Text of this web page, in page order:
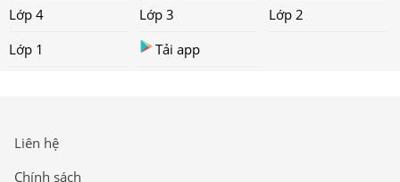
Lớp 4
Lớp 3
Lớp 2
Lớp 1
Tải app
Liên hệ
Chính sách